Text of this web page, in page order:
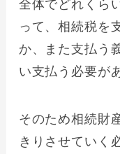
全体でどれくら
って、相続税を
か、また支払う
い支払う必要が
そのため相続財
きりさせていく